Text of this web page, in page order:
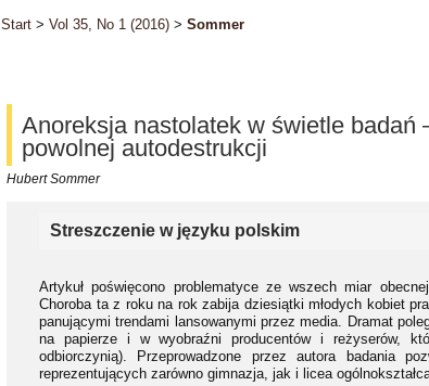
Start > Vol 35, No 1 (2016) > Sommer
Anoreksja nastolatek w świetle badań
powolnej autodestrukcji
Hubert Sommer
Streszczenie w języku polskim
Artykuł poświęcono problematyce ze wszech miar
Choroba ta z roku na rok zabija dziesiątki młodych kobiet
panującymi trendami lansowanymi przez media. Dramat
na papierze i w wyobraźni producentów i reżyserów,
odbiorczynią). Przeprowadzone przez autora badania
reprezentujących zarówno gimnazja, jak i licea